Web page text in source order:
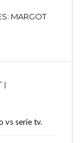
MARGOT
vs serie tv.